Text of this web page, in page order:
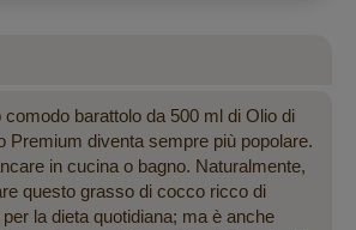
barattolo da 500 ml di Olio di
Premium diventa sempre più popolare.
in cucina o bagno. Naturalmente,
questo grasso di cocco ricco di
la dieta quotidiana; ma è anche